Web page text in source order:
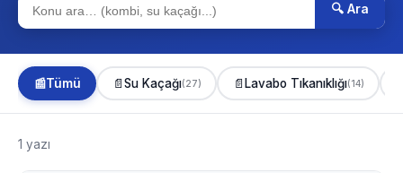
🔍 Ara
📰Tümü 📄Su Kaçağı(27) 📄Lavabo Tıkanıklığı(14)
1 yazı